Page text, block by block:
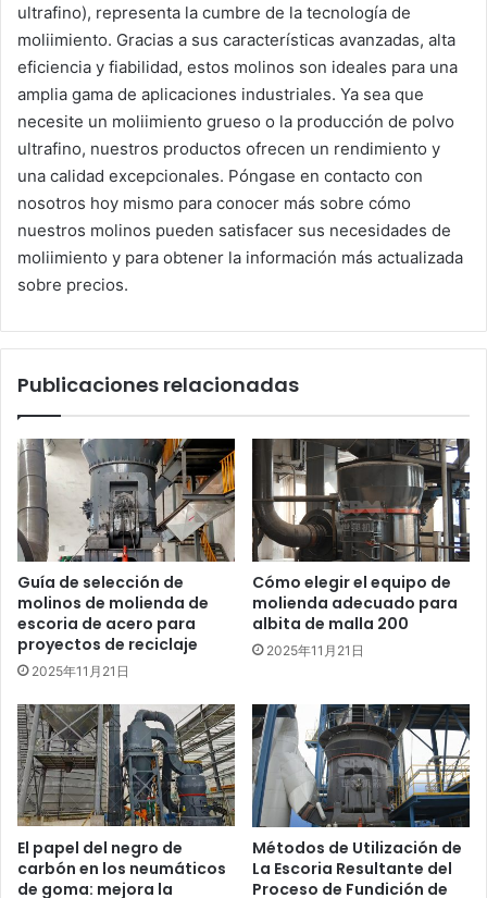
ultrafino), representa la cumbre de la tecnología de
moliimiento. Gracias a sus características avanzadas, alta
eficiencia y fiabilidad, estos molinos son ideales para una
amplia gama de aplicaciones industriales. Ya sea que
necesite un moliimiento grueso o la producción de polvo
ultrafino, nuestros productos ofrecen un rendimiento y
una calidad excepcionales. Póngase en contacto con
nosotros hoy mismo para conocer más sobre cómo
nuestros molinos pueden satisfacer sus necesidades de
moliimiento y para obtener la información más actualizada
sobre precios.
Publicaciones relacionadas
Guía de selección de
molinos de molienda de
escoria de acero para
proyectos de reciclaje
2025年11月21日
Cómo elegir el equipo de
molienda adecuado para
albita de malla 200
2025年11月21日
El papel del negro de
carbón en los neumáticos
de goma: mejora la
Métodos de Utilización de
La Escoria Resultante del
Proceso de Fundición de